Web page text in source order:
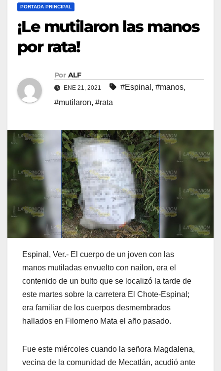
PORTADA PRINCIPAL
¡Le mutilaron las manos
por rata!
Por ALF
ENE 21, 2021 #Espinal , #manos,
#mutilaron, #rata
Espinal, Ver.- El cuerpo de un joven con las
manos mutiladas envuelto con nailon, era el
contenido de un bulto que se localizó la tarde de
este martes sobre la carretera El Chote-Espinal;
era familiar de los cuerpos desmembrados
hallados en Filomeno Mata el año pasado.
Fue este miércoles cuando la señora Magdalena,
vecina de la comunidad de Mecatlán, acudió ante